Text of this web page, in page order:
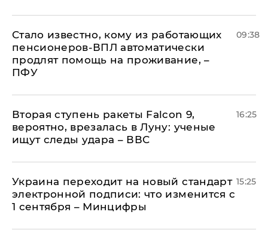
Стало известно, кому из работающих
пенсионеров-ВПЛ автоматически
продлят помощь на проживание, –
ПФУ
09:38
Вторая ступень ракеты Falcon 9,
вероятно, врезалась в Луну: ученые
ищут следы удара – ВВС
16:25
Украина переходит на новый стандарт
электронной подписи: что изменится с
1 сентября – Минцифры
15:25